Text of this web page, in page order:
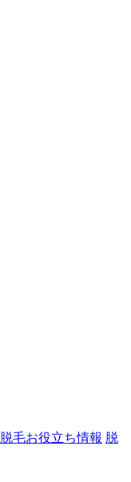
脱毛お役立ち情報 脱